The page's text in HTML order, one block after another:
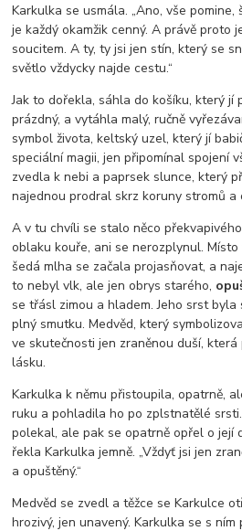
Karkulka se usmála. „Ano, vše
je každý okamžik cenný. A právě proto
soucitem. A ty, ty jsi jen stín, který se
světlo vždycky najde cestu.“
Jak to dořekla, sáhla do košíku, který jí
prázdný, a vytáhla malý, ručně
symbol života, keltský uzel, který jí
speciální magii, jen připomínal spojení
zvedla k nebi a paprsek slunce, který
najednou prodral skrz koruny stromů a
A v tu chvíli se stalo něco
oblaku kouře, ani se nerozplynul.
šedá mlha se začala projasňovat, a
to nebyl vlk, ale jen obrys starého,
se třásl zimou a hladem. Jeho srst
plný smutku. Medvěd, který
ve skutečnosti jen zraněnou duší,
lásku.
Karkulka k němu přistoupila, opatrně,
ruku a pohladila ho po zplstnatělé
polekal, ale pak se opatrně opřel o její
řekla Karkulka jemně. „Vždyť jsi jen
a opuštěný.“
Medvěd se zvedl a těžce se Karkulce
hrozivý, jen unavený. Karkulka se s